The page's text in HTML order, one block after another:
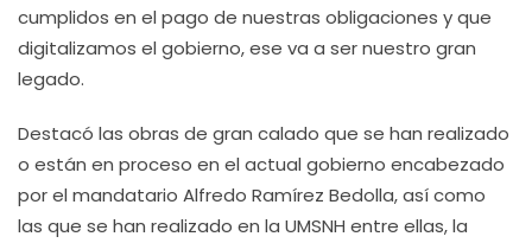
cumplidos en el pago de nuestras obligaciones y que
digitalizamos el gobierno, ese va a ser nuestro gran
legado.
Destacó las obras de gran calado que se han realizado
o están en proceso en el actual gobierno encabezado
por el mandatario Alfredo Ramírez Bedolla, así como
las que se han realizado en la UMSNH entre ellas, la